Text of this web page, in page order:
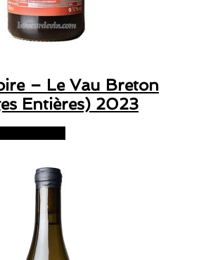
– Le Vau Breton
Entières) 2023